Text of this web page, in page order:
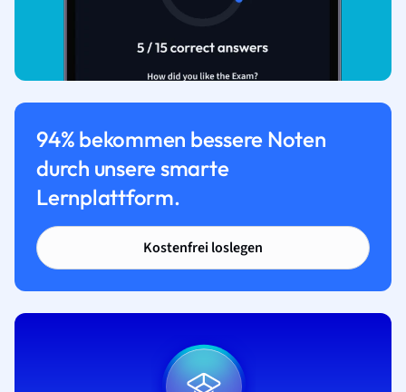
94% bekommen bessere Noten
durch unsere smarte
Lernplattform.
Kostenfrei loslegen